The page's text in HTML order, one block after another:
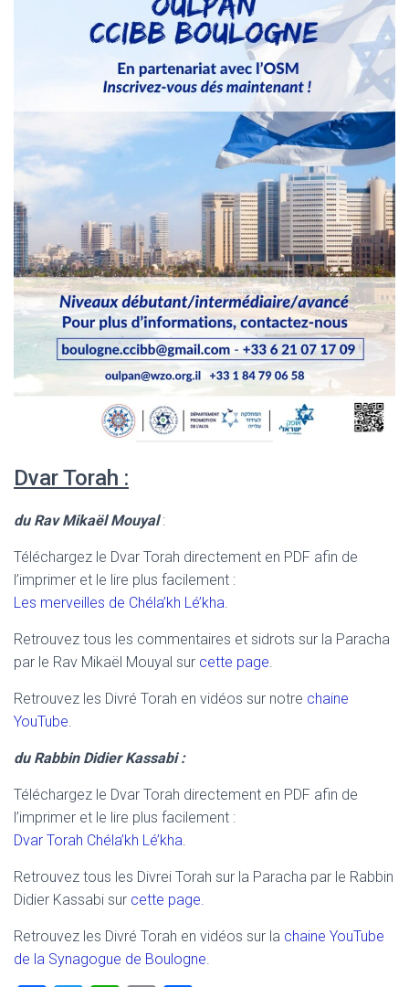
Dvar Torah :
du Rav Mikaël Mouyal:
Téléchargez le Dvar Torah directement en PDF afin de
l’imprimer et le lire plus facilement :
Les merveilles de Chéla’kh Lé’kha
Retrouvez tous les commentaires et sidrots sur la Paracha
par le Rav Mikaël Mouyal sur cette page
Retrouvez les Divré Torah en vidéos sur notre chaine
YouTube
du Rabbin Didier Kassabi :
Téléchargez le Dvar Torah directement en PDF afin de
l’imprimer et le lire plus facilement :
Dvar Torah Chéla’kh Lé’kha
Retrouvez tous les Divrei Torah sur la Paracha par le Rabbin
Didier Kassabi sur cette page.
Retrouvez les Divré Torah en vidéos sur la chaine YouTube
de la Synagogue de Boulogne